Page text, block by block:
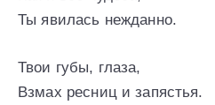
Ты явилась нежданно.
Твои губы, глаза,
Взмах ресниц и запястья.